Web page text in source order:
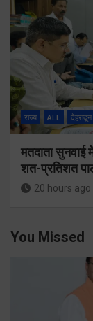
राज्य ALL देहरादून
मतदाता सुनवाई
शत-प्रतिशत
20 hours ago
You Missed